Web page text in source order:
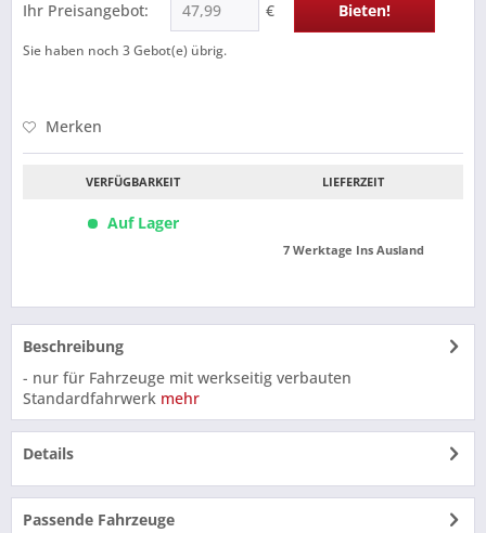
Ihr Preisangebot: € Bieten!
Sie haben noch 3Gebot(e) übrig.
Merken
VERFÜGBARKEIT
Auf Lager
LIEFERZEIT
7 Werktage Ins Ausland
Beschreibung
- nur für Fahrzeuge mit werkseitig verbauten
Standardfahrwerk mehr
Details
Passende Fahrzeuge